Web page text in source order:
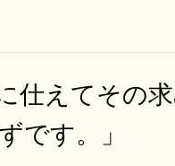
仕えてその
です。」